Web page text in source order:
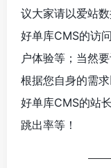
议大家请以爱站
好单库CMS的访
户体验等；当然
根据您自身的需
好单库CMS的站
跳出率等！